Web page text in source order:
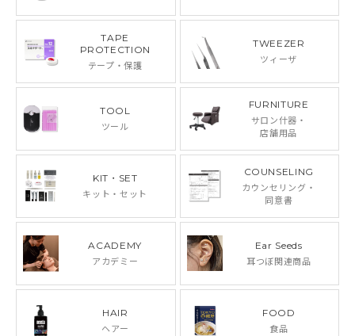
TAPE
PROTECTION
テープ・保護
TWEEZER
ツィーザ
TOOL
ツール
FURNITURE
サロン什器・
店舗用品
KIT・SET
キット・セット
COUNSELING
カウンセリング・
同意書
ACADEMY
アカデミー
Ear Seeds
耳つぼ関連商品
HAIR
ヘアー
FOOD
食品